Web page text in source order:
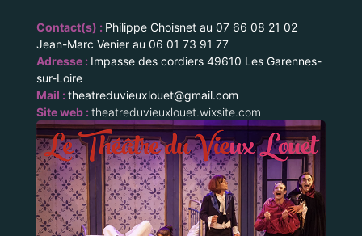
Contact(s) : Philippe Choisnet au 07 66 08 21 02
Jean-Marc Venier au 06 01 73 91 77
Adresse : Impasse des cordiers 49610 Les Garennes-
sur-Loire
Mail : theatreduvieuxlouet@gmail.com
Site web : theatreduvieuxlouet.wixsite.com